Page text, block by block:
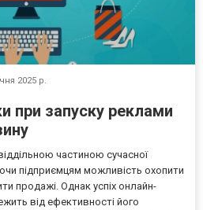
2025 р.
при запуску реклами
частиною сучасної
підприємцям можливість охопити
продажі. Однак успіх онлайн-
від ефективності його